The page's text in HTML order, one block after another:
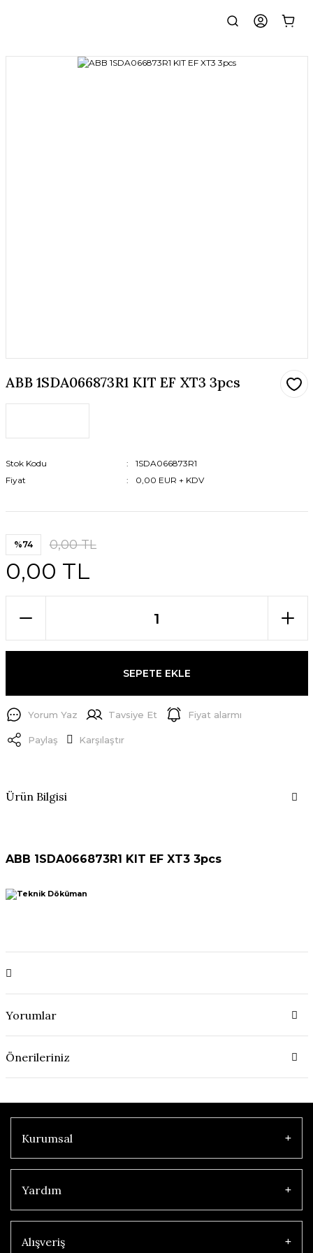
ABB 1SDA066873R1 KIT EF XT3 3pcs
Stok Kodu
1SDA066873R1
Fiyat
0,00 EUR + KDV
%74 0,00 TL
0,00 TL
SEPETE EKLE
Yorum Yaz Tavsiye Et Fiyat alarmı
Paylaş Karşılaştır
Ürün Bilgisi
ABB 1SDA066873R1 KIT EF XT3 3pcs
Yorumlar
Önerileriniz
Kurumsal
Yardım
Alışveriş